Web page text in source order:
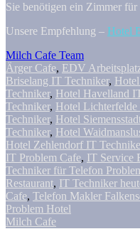
Sie benötigen ein Zimmer
Unsere Empfehlung – Hotel
Milch Cafe Team
Ärger Cafe, EDV
Briselang IT Techniker,
Techniker, Hotel Havelland
Techniker, Hotel Lichterfelde
Techniker, Hotel
Techniker, Hotel
Hotel Zehlendorf IT
IT Problem Cafe, IT Service
Techniker für Telefon
Restaurant, IT Techniker
Cafe, Telefon Makler
Problem Hotel
Milch Cafe